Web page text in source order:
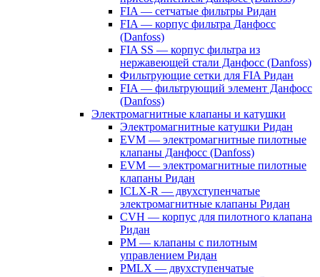
FIA — сетчатые фильтры Ридан
FIA — корпус фильтра Данфосс
(Danfoss)
FIA SS — корпус фильтра из
нержавеющей стали Данфосс (Danfoss)
Фильтрующие сетки для FIA Ридан
FIA — фильтрующий элемент Данфосс
(Danfoss)
Электромагнитные клапаны и катушки
Электромагнитные катушки Ридан
EVM — электромагнитные пилотные
клапаны Данфосс (Danfoss)
EVM — электромагнитные пилотные
клапаны Ридан
ICLX-R — двухступенчатые
электромагнитные клапаны Ридан
CVH — корпус для пилотного клапана
Ридан
PM — клапаны с пилотным
управлением Ридан
PMLX — двухступенчатые